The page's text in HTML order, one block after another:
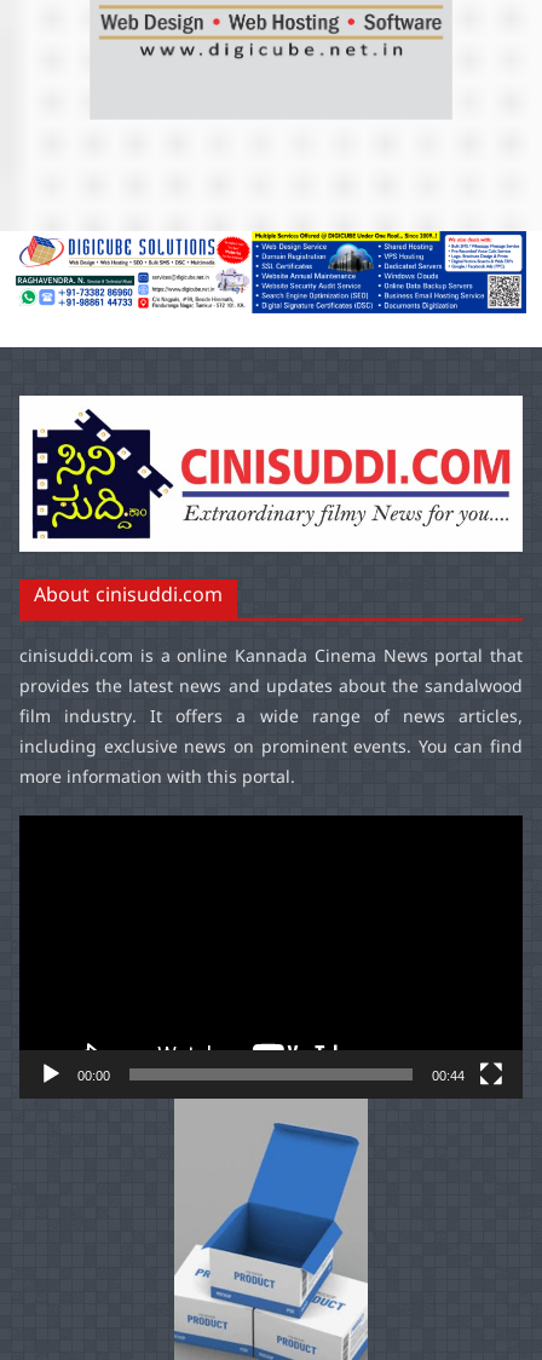
About cinisuddi.com
cinisuddi.com is a online Kannada Cinema News portal that
provides the latest news and updates about the sandalwood
film industry. It offers a wide range of news articles,
including exclusive news on prominent events. You can find
more information with this portal.
00:00 00:44